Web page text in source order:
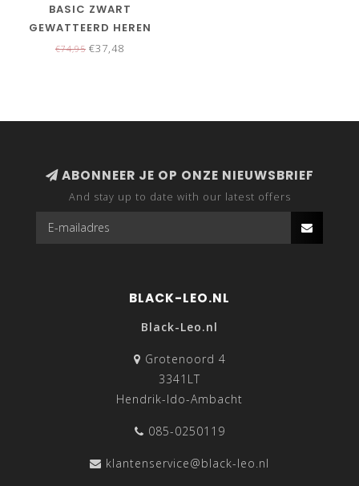
BASIC ZWART
GEWATTEERD HEREN
JACK
€74,95 €37,48
ABONNEER JE OP ONZE NIEUWSBRIEF
And stay up to date with our latest offers
BLACK-LEO.NL
Black-Leo.nl
Grotenoord 4
3341LT
Hendrik-Ido-Ambacht
085-0250119
klantenservice@black-leo.nl